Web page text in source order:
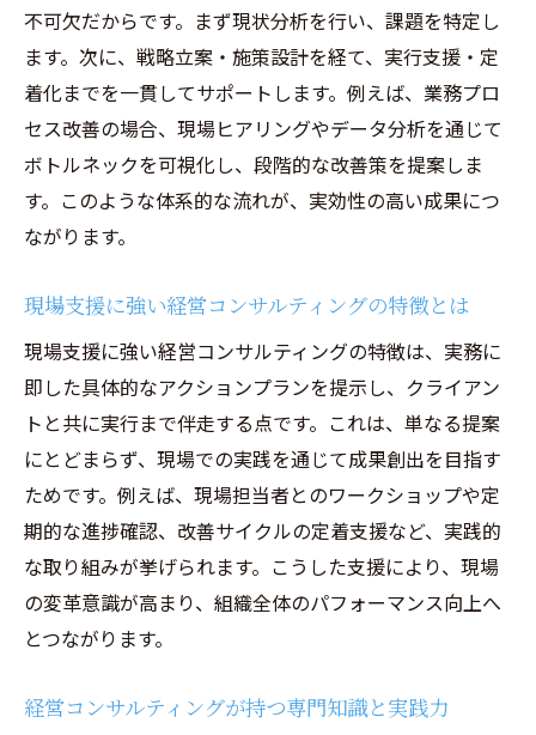
活用法
経営コンサルティングが企業成長に果たす
役割
総合コンサルと戦略コンサルの違いと選び
方
経営コンサルティングの選定で重要な視点
戦略コンサルを目指す人に必要な資質とは
経営コンサルティングで求められる論理的
戦略コンサルタントに必要なコミュニケー
ション力
経営コンサルティングに欠かせない分析力
と実行力
戦略コンサル向いてる人の特徴と適性
経営コンサルティングを活かすキャリア形
成のヒント
総合コンサルと戦略コンサルの業務範囲比較
務内容比較
不可欠だからです。まず現状分析を行い、課題を特定し
ます。次に、戦略立案・施策設計を経て、実行支援・定
着化までを一貫してサポートします。例えば、業務プロ
セス改善の場合、現場ヒアリングやデータ分析を通じて
ボトルネックを可視化し、段階的な改善策を提案しま
す。このような体系的な流れが、実効性の高い成果につ
ながります。
現場支援に強い経営コンサルティングの特徴とは
現場支援に強い経営コンサルティングの特徴は、実務に
即した具体的なアクションプランを提示し、クライアン
トと共に実行まで伴走する点です。これは、単なる提案
にとどまらず、現場での実践を通じて成果創出を目指す
ためです。例えば、現場担当者とのワークショップや定
期的な進捗確認、改善サイクルの定着支援など、実践的
な取り組みが挙げられます。こうした支援により、現場
の変革意識が高まり、組織全体のパフォーマンス向上へ
とつながります。
経営コンサルティングが持つ専門知識と実践力